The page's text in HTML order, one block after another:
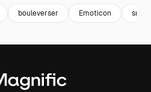
bouleverser Emoticon